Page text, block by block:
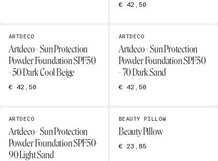
€ 42,50
ARTDECO
Artdeco - Sun Protection
Powder Foundation SPF50
- 50 Dark Cool Beige
€ 42,50
ARTDECO
Artdeco - Sun Protection
Powder Foundation SPF50
- 70 Dark Sand
€ 42,50
ARTDECO
Artdeco - Sun Protection
Powder Foundation SPF50-
90 Light Sand
BEAUTY PILLOW
Beauty Pillow
€ 23,85